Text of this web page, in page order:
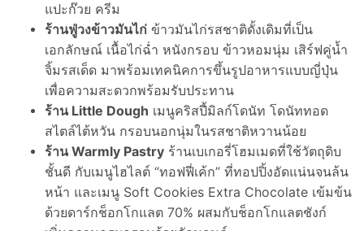
แปะก๊วย ครีม
ร้านฟู่วงข้าวมันไก่ ข้าวมันไก่รสชาติดั้งเดิมที่เป็น
เอกลักษณ์ เนื้อไก่ฉ่ำ หนังกรอบ ข้าวหอมนุ่ม เสิร์ฟคู่น้ำ
จิ้มรสเด็ด มาพร้อมเทคนิคการขึ้นรูปอาหารแบบญี่ปุ่น
เพื่อความสะดวกพร้อมรับประทาน
ร้าน Little Dough เมนูคริสปี้มิลก์โดนัท โดนัททอด
สไตล์ไต้หวัน กรอบนอกนุ่มในรสชาติหวานน้อย
ร้าน Warmly Pastry ร้านเบเกอรี่โฮมเมดที่ใช้วัตถุดิบ
ชั้นดี กับเมนูไฮไลต์ “ทอฟฟี่เค้ก” ที่ทอปปิ้งอัดแน่นจนล้น
หน้า และเมนู Soft Cookies Extra Chocolate เข้มข้น
ด้วยดาร์กช็อกโกแลต 70% ผสมกับช็อกโกแลตชังก์